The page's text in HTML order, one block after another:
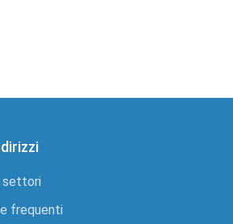
settori
frequenti